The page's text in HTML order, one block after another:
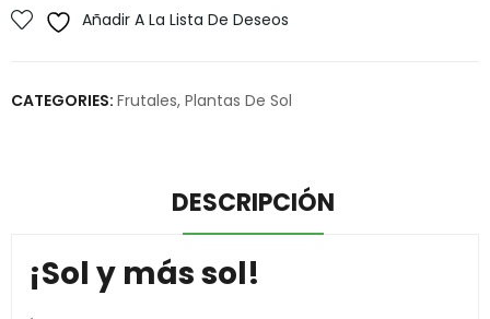
Añadir A La Lista De Deseos
CATEGORIES: Frutales, Plantas De Sol
DESCRIPCIÓN
¡Sol y más sol!